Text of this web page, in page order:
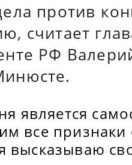
против
считает
РФ
является
все